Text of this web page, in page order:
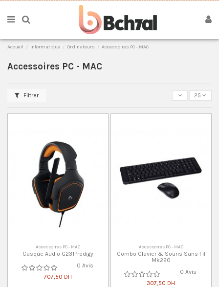
Accueil Informatique Ordinateurs Accessoires PC - MAC
Accessoires PC - MAC
Filtrer 25
Accessoires PC - MAC
Casque Audio G231Prodigy
0 Avis
707,50 DH
Accessoires PC - MAC
Combo Clavier & Souris Sans Fil
Mk220
0 Avis
307,50 DH